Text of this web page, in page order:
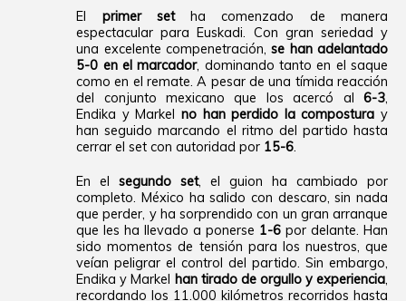
El primer setha comenzado de manera
espectacular para Euskadi. Con gran seriedad y
una excelente compenetración,se han adelantado
5-0 en el marcador, dominando tanto en el saque
como en el remate. A pesar de una tímida reacción
del conjunto mexicano que los acercó al 6-3,
Endika y Markel no han perdido la compostura y
han seguido marcando el ritmo del partido hasta
cerrar el set con autoridad por 15-6.
En elsegundo set, el guion ha cambiado por
completo. México ha salido con descaro, sin nada
que perder, y ha sorprendido con un gran arranque
que les ha llevado a ponerse 1-6 por delante. Han
sido momentos de tensión para los nuestros, que
veían peligrar el control del partido. Sin embargo,
Endika y Markel han tirado de orgullo y experiencia,
recordando los 11.000 kilómetros recorridos hasta